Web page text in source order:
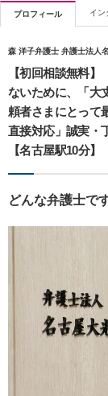
プロフィール イン
森 洋子弁護士 弁護士法人
【初回相談無料
ないために、「大
頼者さまにとって
直接対応」誠実・
【名古屋駅10分】
どんな弁護士で